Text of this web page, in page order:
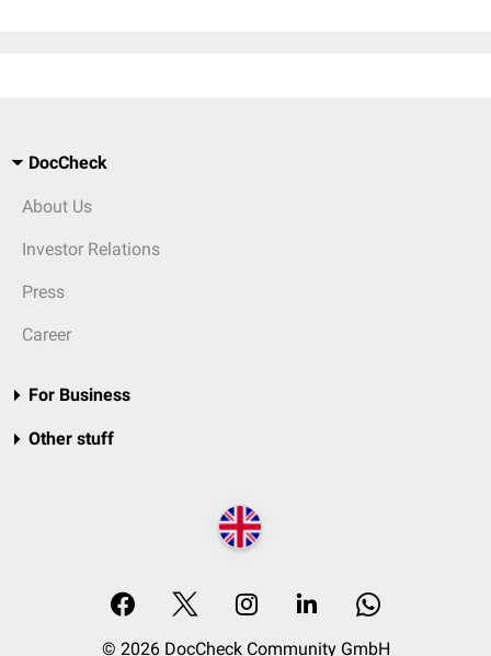
DocCheck
About Us
Investor Relations
Press
Career
For Business
Other stuff
© 2026 DocCheck Community GmbH